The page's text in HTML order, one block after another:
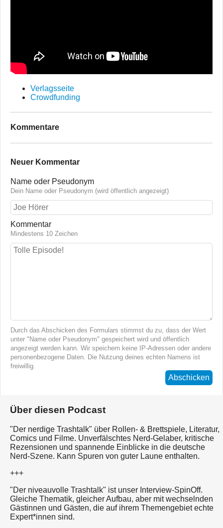
Verlagsseite
Crowdfunding
Kommentare
Neuer Kommentar
Name oder Pseudonym
Dein Name oder Pseudonym (wird öffentlich angezeigt)
Kommentar
Mindestens 10 Zeichen
Durch das Abschicken des Formulars stimmst du zu, dass der Wert
unter "Name oder Pseudonym" gespeichert wird und öffentlich
angezeigt werden kann. Wir speichern keine IP-Adressen oder andere
personenbezogene Daten. Die Nutzung deines echten Namens ist
freiwillig.
Abschicken
Über diesen Podcast
"Der nerdige Trashtalk" über Rollen- & Brettspiele, Literatur,
Comics und Filme. Unverfälschtes Nerd-Gelaber, kritische
Rezensionen und spannende Einblicke in die deutsche
Nerd-Szene. Kann Spuren von guter Laune enthalten.
+++
"Der niveauvolle Trashtalk" ist unser Interview-SpinOff.
Gleiche Thematik, gleicher Aufbau, aber mit wechselnden
Gästinnen und Gästen, die auf ihrem Themengebiet echte
Expert*innen sind.